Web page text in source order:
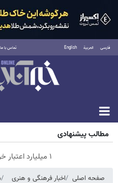
فارسی العربية English تماس با ما
جمعه ۱۶ مرداد ۱۴۰۵
مطالب پیشنهادی
۱ میلیارد اعتبار خرید طلا | بدون ضامن و چک
صفحه اصلی اخبار فرهنگی و هنری